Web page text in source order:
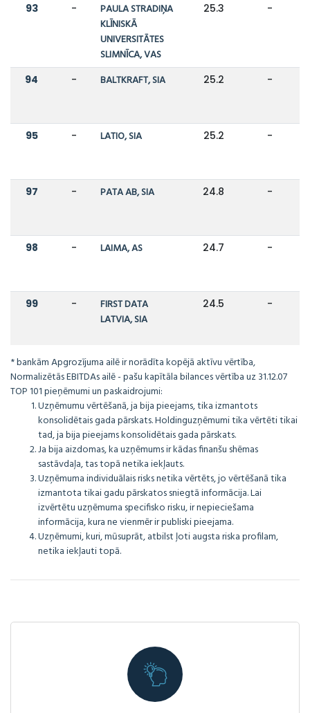
93 -
PAULA STRADIŅA
KLĪNISKĀ
UNIVERSITĀTES
SLIMNĪCA, VAS
25.3 -
94 - BALTKRAFT, SIA 25.2 -
95 - LATIO, SIA 25.2 -
97 - PATA AB, SIA 24.8 -
98 - LAIMA, AS 24.7 -
99 -
FIRST DATA
LATVIA, SIA
24.5 -
* bankām Apgrozījuma ailē ir norādīta kopējā aktīvu vērtība,
Normalizētās EBITDAs ailē - pašu kapītāla bilances vērtība uz 31.12.07
TOP 101 pieņēmumi un paskaidrojumi:
Uzņēmumu vērtēšanā, ja bija pieejams, tika izmantots
konsolidētais gada pārskats. Holdinguzņēmumi tika vērtēti tikai
tad, ja bija pieejams konsolidētais gada pārskats.
Ja bija aizdomas, ka uzņēmums ir kādas finanšu shēmas
sastāvdaļa, tas topā netika iekļauts.
Uzņēmuma individuālais risks netika vērtēts, jo vērtēšanā tika
izmantota tikai gadu pārskatos sniegtā informācija. Lai
izvērtētu uzņēmuma specifisko risku, ir nepieciešama
informācija, kura ne vienmēr ir publiski pieejama.
Uzņēmumi, kuri, mūsuprāt, atbilst ļoti augsta riska profilam,
netika iekļauti topā.